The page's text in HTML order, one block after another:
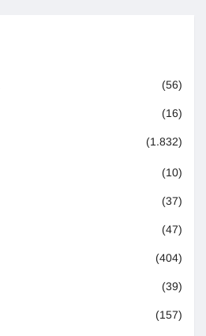
(56)
(16)
(1.832)
(10)
(37)
(47)
(404)
(39)
(157)